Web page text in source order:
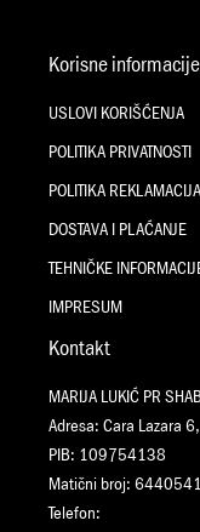
Korisne informacije
USLOVI KORIŠĆENJA
POLITIKA PRIVATNOSTI
POLITIKA REKLAMACIJA
DOSTAVA I PLAĆANJE
TEHNIČKE
IMPRESUM
Kontakt
MARIJA LUKIĆ PR
Adresa: Cara Lazara
PIB: 109754138
Matični broj:
Telefon: